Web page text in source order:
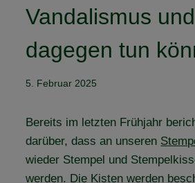
Vandalismus
dagegen tun
5. Februar 2025
Bereits im letzten Frühjahr
darüber, dass an unseren
wieder Stempel und
werden. Die Kisten werden